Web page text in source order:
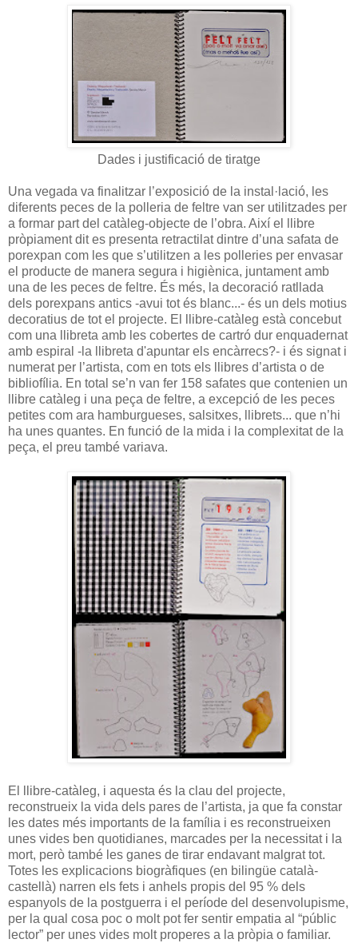
Dades i justificació de tiratge
Una vegada va finalitzar l’exposició de la instal·lació, les
diferents peces de la polleria de feltre van ser utilitzades per
a formar part del catàleg-objecte de l’obra. Així el llibre
pròpiament dit es presenta retractilat dintre d’una safata de
porexpan com les que s’utilitzen a les polleries per envasar
el producte de manera segura i higiènica, juntament amb
una de les peces de feltre. És més, la decoració ratllada
dels porexpans antics -avui tot és blanc...- és un dels motius
decoratius de tot el projecte. El llibre-catàleg està concebut
com una llibreta amb les cobertes de cartró dur enquadernat
amb espiral -la llibreta d'apuntar els encàrrecs?- i és signat i
numerat per l’artista, com en tots els llibres d’artista o de
bibliofília. En total se’n van fer 158 safates que contenien un
llibre catàleg i una peça de feltre, a excepció de les peces
petites com ara hamburgueses, salsitxes, llibrets... que n’hi
ha unes quantes. En funció de la mida i la complexitat de la
peça, el preu també variava.
El llibre-catàleg, i aquesta és la clau del projecte,
reconstrueix la vida dels pares de l’artista, ja que fa constar
les dates més importants de la família i es reconstrueixen
unes vides ben quotidianes, marcades per la necessitat i la
mort, però també les ganes de tirar endavant malgrat tot.
Totes les explicacions biogràfiques (en bilingüe català-
castellà) narren els fets i anhels propis del 95 % dels
espanyols de la postguerra i el període del desenvolupisme,
per la qual cosa poc o molt pot fer sentir empatia al “públic
lector” per unes vides molt properes a la pròpia o familiar.